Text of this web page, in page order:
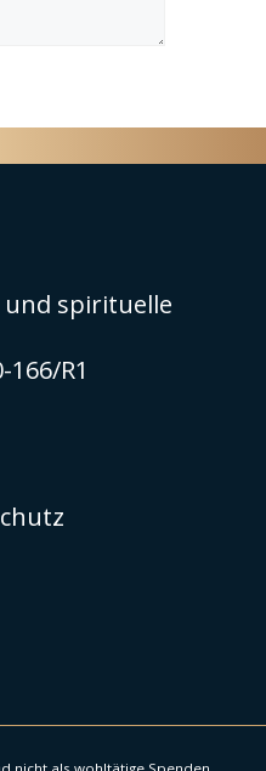
spirituelle
R1